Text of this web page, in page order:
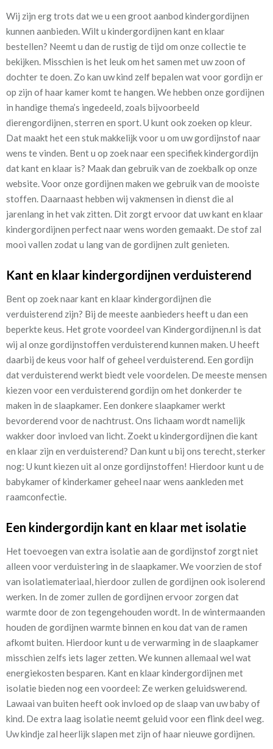
Wij zijn erg trots dat we u een groot aanbod kindergordijnen
kunnen aanbieden. Wilt u kindergordijnen kant en klaar
bestellen? Neemt u dan de rustig de tijd om onze collectie te
bekijken. Misschien is het leuk om het samen met uw zoon of
dochter te doen. Zo kan uw kind zelf bepalen wat voor gordijn er
op zijn of haar kamer komt te hangen. We hebben onze gordijnen
in handige thema’s ingedeeld, zoals bijvoorbeeld
dierengordijnen, sterren en sport. U kunt ook zoeken op kleur.
Dat maakt het een stuk makkelijk voor u om uw gordijnstof naar
wens te vinden. Bent u op zoek naar een specifiek kindergordijn
dat kant en klaar is? Maak dan gebruik van de zoekbalk op onze
website. Voor onze gordijnen maken we gebruik van de mooiste
stoffen. Daarnaast hebben wij vakmensen in dienst die al
jarenlang in het vak zitten. Dit zorgt ervoor dat uw kant en klaar
kindergordijnen perfect naar wens worden gemaakt. De stof zal
mooi vallen zodat u lang van de gordijnen zult genieten.
Kant en klaar kindergordijnen verduisterend
Bent op zoek naar kant en klaar kindergordijnen die
verduisterend zijn? Bij de meeste aanbieders heeft u dan een
beperkte keus. Het grote voordeel van Kindergordijnen.nl is dat
wij al onze gordijnstoffen verduisterend kunnen maken. U heeft
daarbij de keus voor half of geheel verduisterend. Een gordijn
dat verduisterend werkt biedt vele voordelen. De meeste mensen
kiezen voor een verduisterend gordijn om het donkerder te
maken in de slaapkamer. Een donkere slaapkamer werkt
bevorderend voor de nachtrust. Ons lichaam wordt namelijk
wakker door invloed van licht. Zoekt u kindergordijnen die kant
en klaar zijn en verduisterend? Dan kunt u bij ons terecht, sterker
nog: U kunt kiezen uit al onze gordijnstoffen! Hierdoor kunt u de
babykamer of kinderkamer geheel naar wens aankleden met
raamconfectie.
Een kindergordijn kant en klaar met isolatie
Het toevoegen van extra isolatie aan de gordijnstof zorgt niet
alleen voor verduistering in de slaapkamer. We voorzien de stof
van isolatiemateriaal, hierdoor zullen de gordijnen ook isolerend
werken. In de zomer zullen de gordijnen ervoor zorgen dat
warmte door de zon tegengehouden wordt. In de wintermaanden
houden de gordijnen warmte binnen en kou dat van de ramen
afkomt buiten. Hierdoor kunt u de verwarming in de slaapkamer
misschien zelfs iets lager zetten. We kunnen allemaal wel wat
energiekosten besparen. Kant en klaar kindergordijnen met
isolatie bieden nog een voordeel: Ze werken geluidswerend.
Lawaai van buiten heeft ook invloed op de slaap van uw baby of
kind. De extra laag isolatie neemt geluid voor een flink deel weg.
Uw kindje zal heerlijk slapen met zijn of haar nieuwe gordijnen.